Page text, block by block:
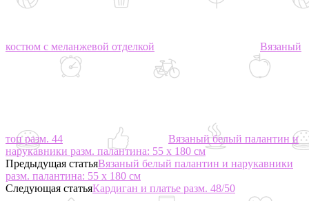
костюм с меланжевой отделкой Вязаный
топ разм. 44
Вязаный белый палантин и
нарукавники разм. палантина: 55 х 180 см
Предыдущая статьяВязаный белый палантин и нарукавники
разм. палантина: 55 х 180 см
Следующая статьяКардиган и платье разм. 48/50